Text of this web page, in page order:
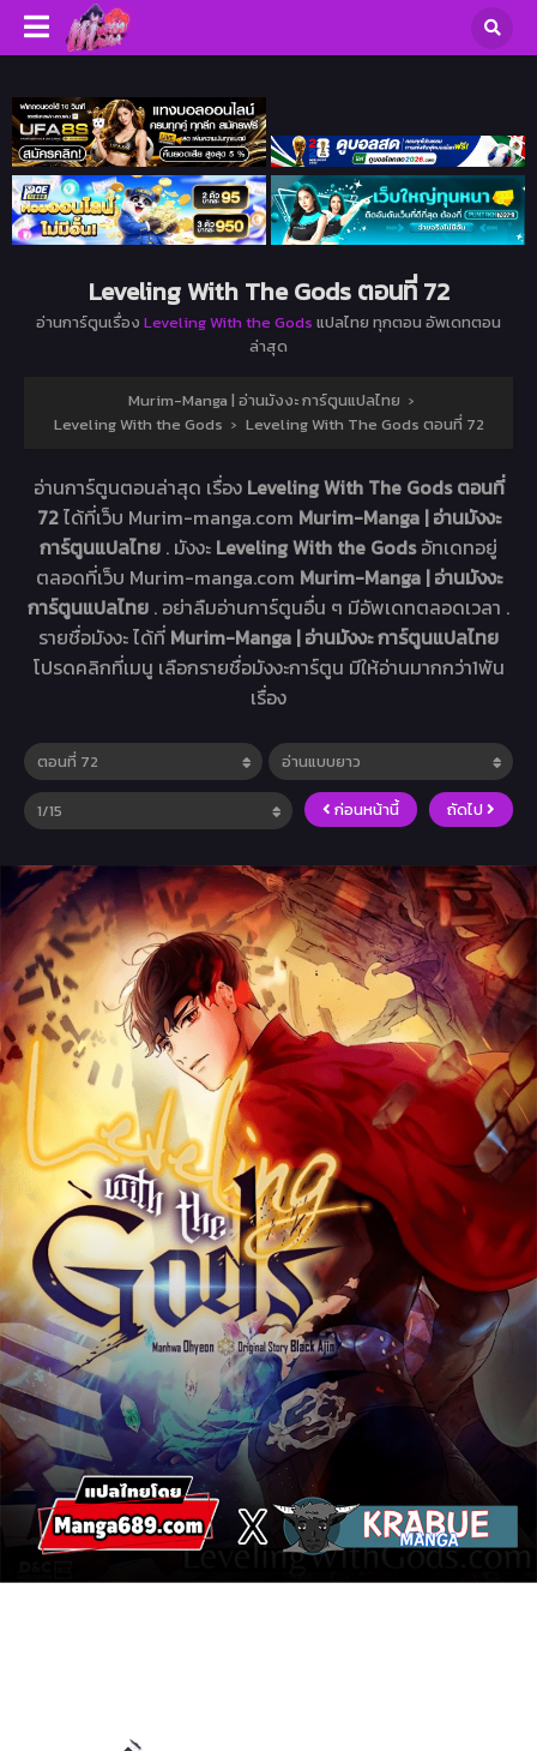
Leveling With The Gods ตอนที่ 72
อ่านการ์ตูนเรื่อง Leveling With the Gods แปลไทย ทุกตอน อัพเดทตอน
ล่าสุด
Murim-Manga | อ่านมังงะ การ์ตูนแปลไทย ›
Leveling With the Gods › Leveling With The Gods ตอนที่ 72
อ่านการ์ตูนตอนล่าสุด เรื่อง Leveling With The Gods ตอนที่
72ได้ที่เว็บ Murim-manga.com Murim-Manga | อ่านมังงะ
การ์ตูนแปลไทย . มังงะ Leveling With the Godsอัทเดทอยู่
ตลอดที่เว็บ Murim-manga.com Murim-Manga | อ่านมังงะ
การ์ตูนแปลไทย . อย่าลืมอ่านการ์ตูนอื่น ๆ มีอัพเดทตลอดเวลา .
รายชื่อมังงะ ได้ที่ Murim-Manga | อ่านมังงะ การ์ตูนแปลไทย
โปรดคลิกที่เมนู เลือกรายชื่อมังงะการ์ตูน มีให้อ่านมากกว่า1พัน
เรื่อง
ก่อนหน้านี้ ถัดไป